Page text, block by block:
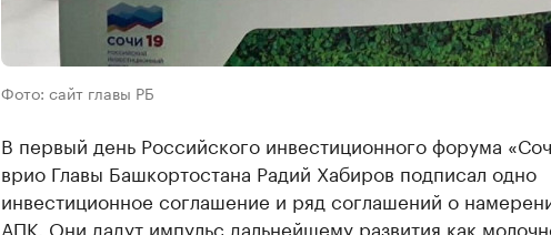
Фото: сайт главы РБ
В первый день Российского инвестиционного форума
врио Главы Башкортостана Радий Хабиров подписал одно
инвестиционное соглашение и ряд соглашений о
АПК. Они дадут импульс дальнейшему развития как